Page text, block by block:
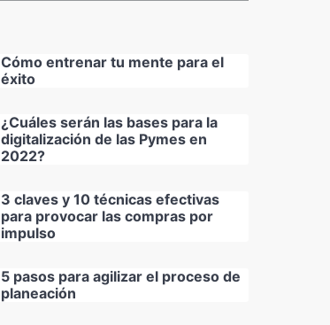
Cómo entrenar tu mente para el
éxito
¿Cuáles serán las bases para la
digitalización de las Pymes en
2022?
3 claves y 10 técnicas efectivas
para provocar las compras por
impulso
5 pasos para agilizar el proceso de
planeación